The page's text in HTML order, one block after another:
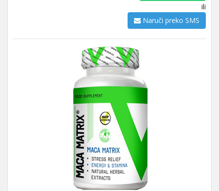
ili
Naruči preko SMS